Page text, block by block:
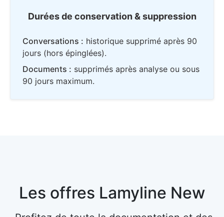
Durées de conservation& suppression
Conversations : historique supprimé après 90
jours (hors épinglées).
Documents : supprimés après analyse ou sous
90 jours maximum.
Les offres Lamyline New